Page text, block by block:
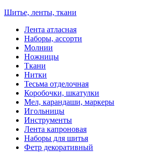
Шитье, ленты, ткани
Лента атласная
Наборы, ассорти
Молнии
Ножницы
Ткани
Нитки
Тесьма отделочная
Коробочки, шкатулки
Мел, карандаши, маркеры
Игольницы
Инструменты
Лента капроновая
Наборы для шитья
Фетр декоративный